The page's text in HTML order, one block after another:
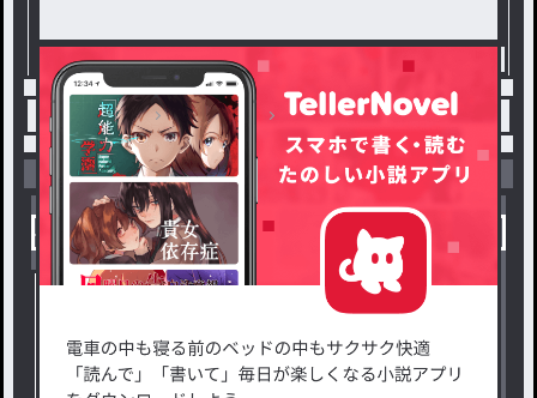
トップ ゆたゆま 🦥🐴 / ♡の連載小説
小説を探す
新着小説一覧
小説コンテスト応募・公募
出版・メディアミックス作品
ジャンルから探す
恋愛・ロマンス
ファンタジー・異世界・SF
ホラー・ミステリー